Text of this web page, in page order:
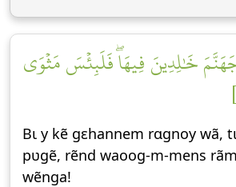
خَٰلِدِينَ فِيهَاۖ فَلَبِئۡسَ مَثۡوَى
Bɩ y kẽ gεhannem rɑgnoy wã,
pʋgẽ, rẽnd waoog-m-mens
wẽnga!